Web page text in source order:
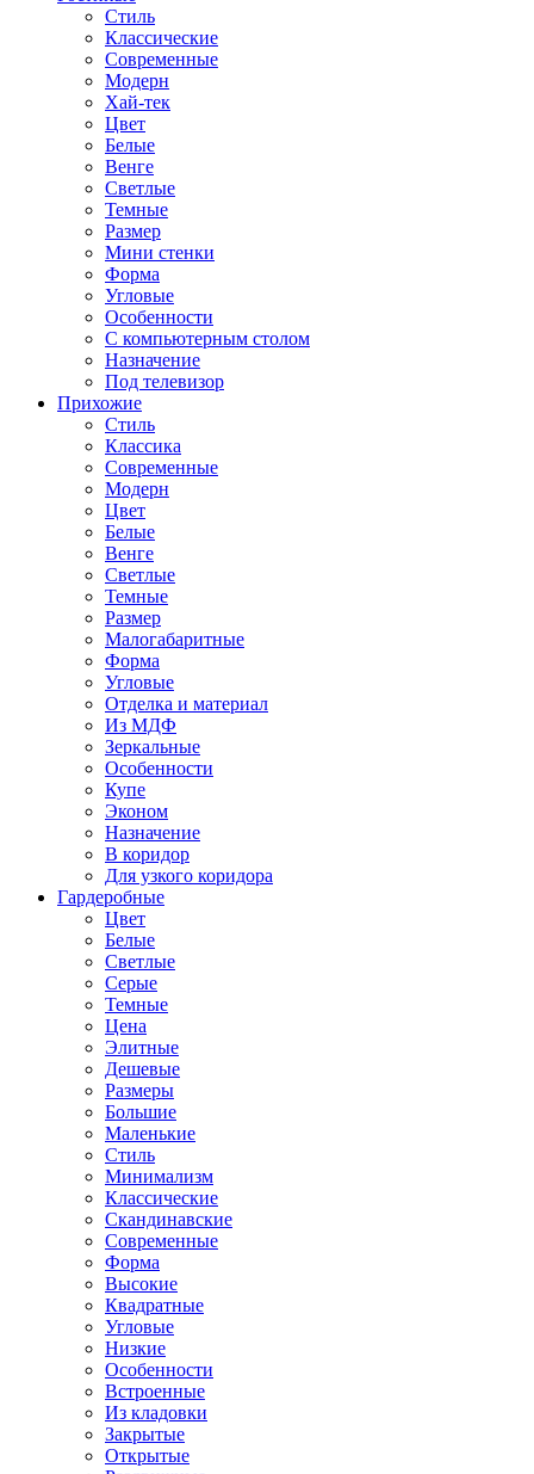
Стиль
Классические
Современные
Модерн
Хай-тек
Цвет
Белые
Венге
Светлые
Темные
Размер
Мини стенки
Форма
Угловые
Особенности
С компьютерным столом
Назначение
Под телевизор
Прихожие
Стиль
Классика
Современные
Модерн
Цвет
Белые
Венге
Светлые
Темные
Размер
Малогабаритные
Форма
Угловые
Отделка и материал
Из МДФ
Зеркальные
Особенности
Купе
Эконом
Назначение
В коридор
Для узкого коридора
Гардеробные
Цвет
Белые
Светлые
Серые
Темные
Цена
Элитные
Дешевые
Размеры
Большие
Маленькие
Стиль
Минимализм
Классические
Скандинавские
Современные
Форма
Высокие
Квадратные
Угловые
Низкие
Особенности
Встроенные
Из кладовки
Закрытые
Открытые